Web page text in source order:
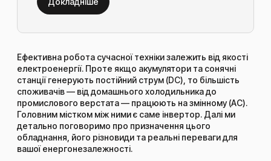
Ефективна робота сучасної техніки залежить від якості
електроенергії. Проте якщо акумулятори та сонячні
станції генерують постійний струм (DC), то більшість
споживачів — від домашнього холодильника до
промислового верстата — працюють на змінному (AC).
Головним містком між ними є саме інвертор. Далі ми
детально поговоримо про призначення цього
обладнання, його різновиди та реальні переваги для
вашої енергонезалежності.